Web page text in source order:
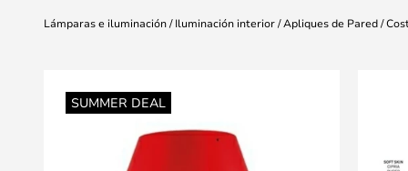
Lámparas e iluminación Iluminación interior Apliques de Pared
SUMMER DEAL